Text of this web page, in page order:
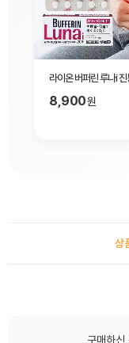
라이온 버퍼린 루나i
8,900원
상
구매하신